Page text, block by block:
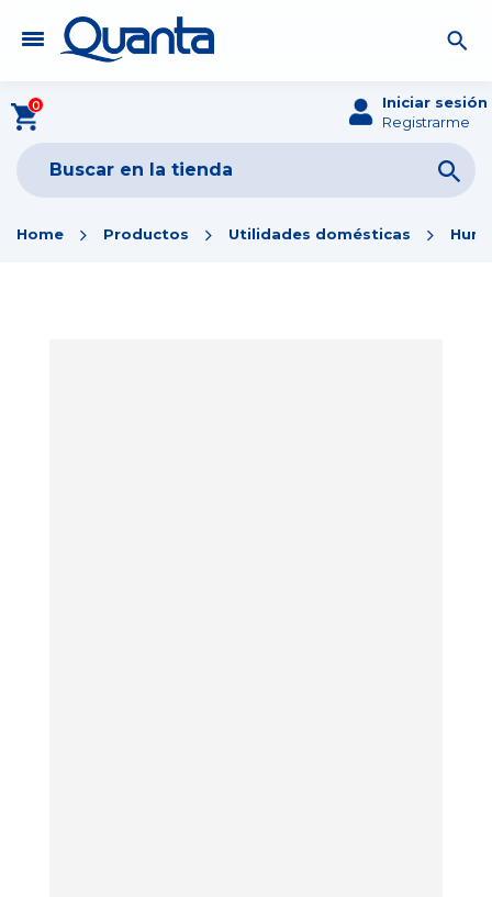
0
Iniciar sesión
Registrarme
Home Productos Utilidades domésticas